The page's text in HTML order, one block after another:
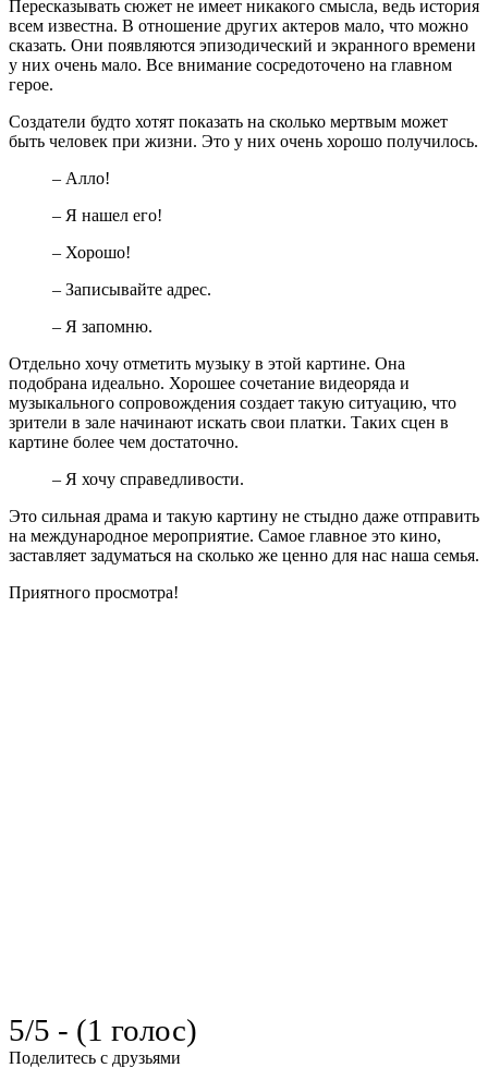
Пересказывать сюжет не имеет никакого смысла, ведь история
всем известна. В отношение других актеров мало, что можно
сказать. Они появляются эпизодический и экранного времени
у них очень мало. Все внимание сосредоточено на главном
герое.
Создатели будто хотят показать на сколько мертвым может
быть человек при жизни. Это у них очень хорошо получилось.
– Алло!
– Я нашел его!
– Хорошо!
– Записывайте адрес.
– Я запомню.
Отдельно хочу отметить музыку в этой картине. Она
подобрана идеально. Хорошее сочетание видеоряда и
музыкального сопровождения создает такую ситуацию, что
зрители в зале начинают искать свои платки. Таких сцен в
картине более чем достаточно.
– Я хочу справедливости.
Это сильная драма и такую картину не стыдно даже отправить
на международное мероприятие. Самое главное это кино,
заставляет задуматься на сколько же ценно для нас наша семья.
Приятного просмотра!
5/5 - (1 голос)
Поделитесь с друзьями